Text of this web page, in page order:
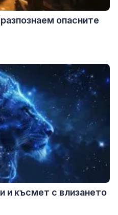
опасните
и късмет с влизането